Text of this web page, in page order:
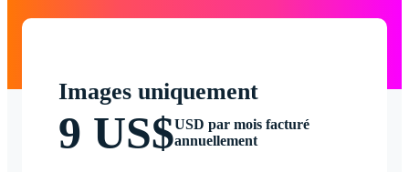
Images uniquement
9 US$USD par mois facturé
annuellement